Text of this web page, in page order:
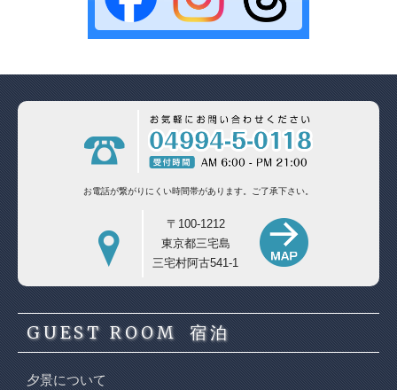
お電話が繋がりにくい時間帯があります。 ご了承下さい。
〒100-1212
東京都三宅島
三宅村阿古541-1
GUEST ROOM 宿泊
夕景について